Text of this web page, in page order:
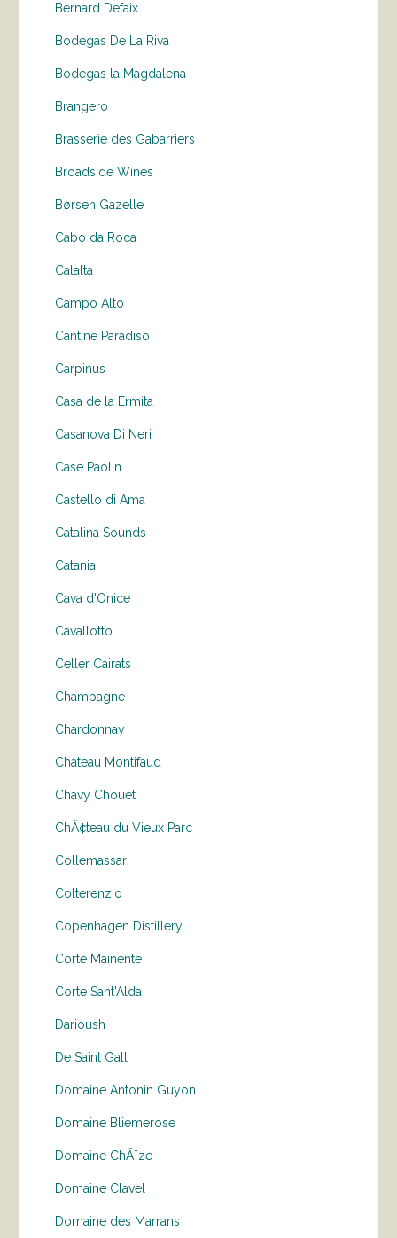
Bernard Defaix
Bodegas De La Riva
Bodegas la Magdalena
Brangero
Brasserie des Gabarriers
Broadside Wines
Børsen Gazelle
Cabo da Roca
Calalta
Campo Alto
Cantine Paradiso
Carpinus
Casa de la Ermita
Casanova Di Neri
Case Paolin
Castello di Ama
Catalina Sounds
Catania
Cava d'Onice
Cavallotto
Celler Cairats
Champagne
Chardonnay
Chateau Montifaud
Chavy Chouet
ChÃ¢teau du Vieux Parc
Collemassari
Colterenzio
Copenhagen Distillery
Corte Mainente
Corte Sant'Alda
Darioush
De Saint Gall
Domaine Antonin Guyon
Domaine Bliemerose
Domaine ChÃ¨ze
Domaine Clavel
Domaine des Marrans